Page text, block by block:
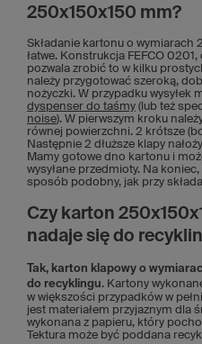
250x150x150 mm?
Składanie kartonu o
łatwe. Konstrukcja FEFCO
pozwala zrobić to w kilku
należy przygotować szeroką,
nożyczki. W przypadku wysyłek
dyspenser do taśmy (lub też
noise). W pierwszym kroku
równej powierzchni. 2 krótsze
Następnie 2 dłuższe klapy
Mamy gotowe dno kartonu i
wysyłane przedmioty. Na
sposób podobny, jak przy
Czy karton
nadaje się do
Tak, karton klapowy o
do recyklingu. Kartony
w większości przypadków w
jest materiałem przyjaznym dla
wykonana z papieru, który
Tektura może być poddana